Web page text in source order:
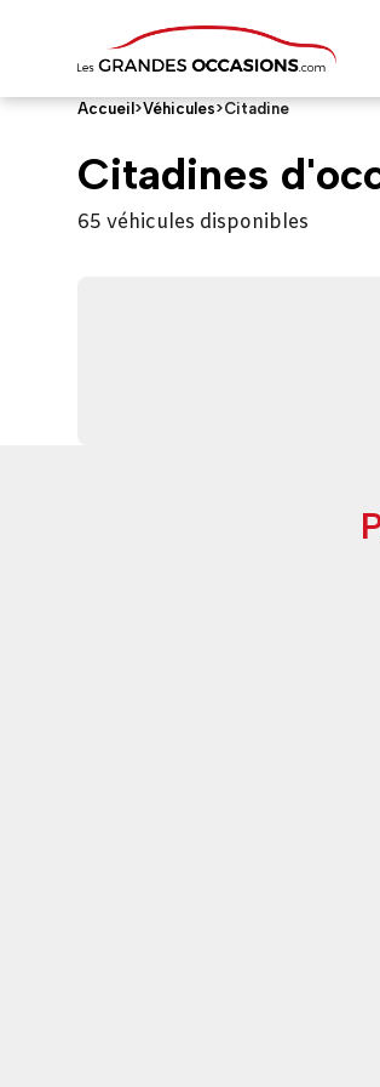
Accueil >Véhicules>Citadine
Citadines
65 véhicules disponibles